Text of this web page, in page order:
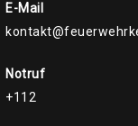
E-Mail
Notruf
+112